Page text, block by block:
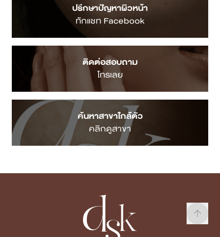
ปรึกษาปัญหาผิวหน้า
ทักแชท Facebook
ติดต่อสอบถาม
โทรเลย
ค้นหาสาขาใกล้ตัว
คลิกดูสาขา